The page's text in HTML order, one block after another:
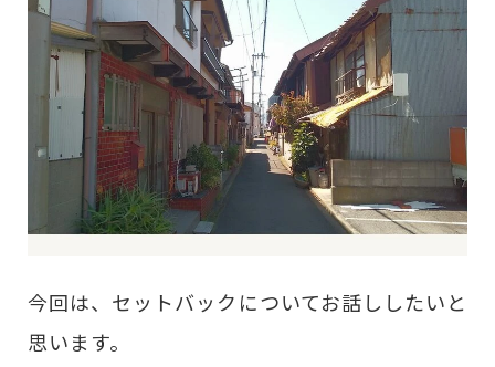
今回は、セットバックについてお話ししたいと
思います。